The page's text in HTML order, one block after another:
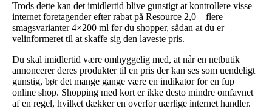
Trods dette kan det imidlertid blive gunstigt at kontrollere visse
internet foretagender efter rabat på Resource 2,0 – flere
smagsvarianter 4×200 ml før du shopper, sådan at du er
velinformeret til at skaffe sig den laveste pris.
Du skal imidlertid være omhyggelig med, at når en netbutik
annoncerer deres produkter til en pris der kan ses som uendeligt
gunstig, bør det mange gange være en indikator for en fup
online shop. Shopping med kort er ikke desto mindre omfavnet
af en regel, hvilket dækker en overfor uærlige internet handler.